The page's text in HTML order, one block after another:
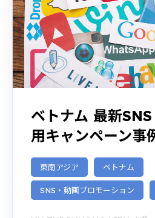
ベトナム 最新
用キャンペーン事
東南アジア ベトナム
SNS・動画プロモーション